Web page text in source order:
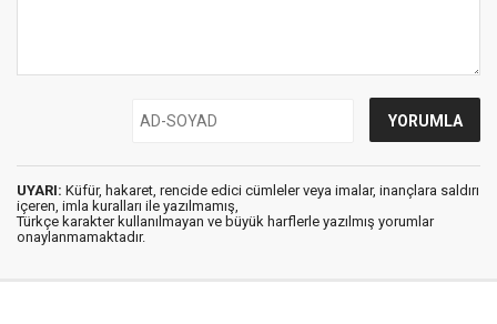
UYARI: Küfür, hakaret, rencide edici cümleler veya imalar, inançlara saldırı
içeren, imla kuralları ile yazılmamış,
Türkçe karakter kullanılmayan ve büyük harflerle yazılmış yorumlar
onaylanmamaktadır.